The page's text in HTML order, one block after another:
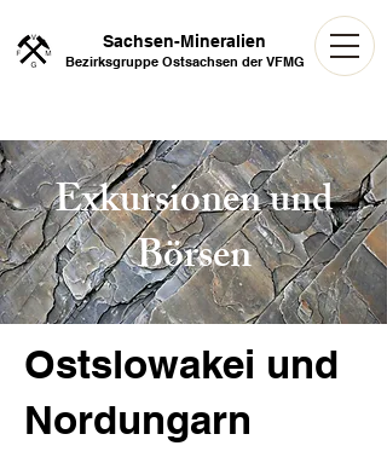
Sachsen-Mineralien
Bezirksgruppe Ostsachsen der VFMG
Exkursionen und
Börsen
Ostslowakei und
Nordungarn